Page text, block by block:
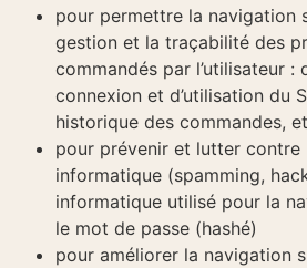
pour permettre la navigation
gestion et la traçabilité des
commandés par l’utilisateur :
connexion et d’utilisation du
historique des commandes,
pour prévenir et lutter contre
informatique (spamming,
informatique utilisé pour la
le mot de passe (hashé)
pour améliorer la navigation